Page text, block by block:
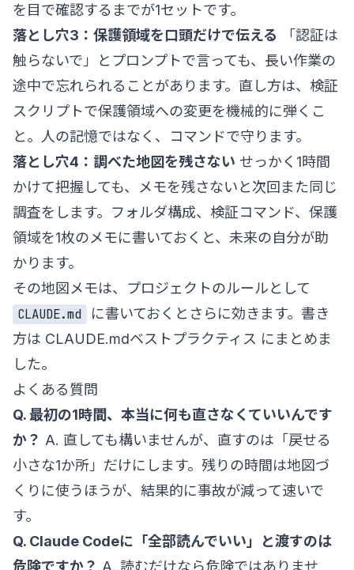
を目で確認するまでが1セットです。
落とし穴3：保護領域を口頭だけで伝える 「認証は
触らないで」とプロンプトで言っても、長い作業の
途中で忘れられることがあります。直し方は、検証
スクリプトで保護領域への変更を機械的に弾くこ
と。人の記憶ではなく、コマンドで守ります。
落とし穴4：調べた地図を残さない せっかく1時間
かけて把握しても、メモを残さないと次回また同じ
調査をします。フォルダ構成、検証コマンド、保護
領域を1枚のメモに書いておくと、未来の自分が助
かります。
その地図メモは、プロジェクトのルールとして
CLAUDE.md
に書いておくとさらに効きます。書き
方は CLAUDE.mdベストプラクティス にまとめま
した。
よくある質問
Q. 最初の1時間、本当に何も直さなくていいんです
か？ A. 直しても構いませんが、直すのは「戻せる
小さな1か所」だけにします。残りの時間は地図づ
くりに使うほうが、結果的に事故が減って速いで
す。
Q. Claude Codeに「全部読んでいい」と渡すのは
危険ですか？ A. 読むだけなら危険ではありませ